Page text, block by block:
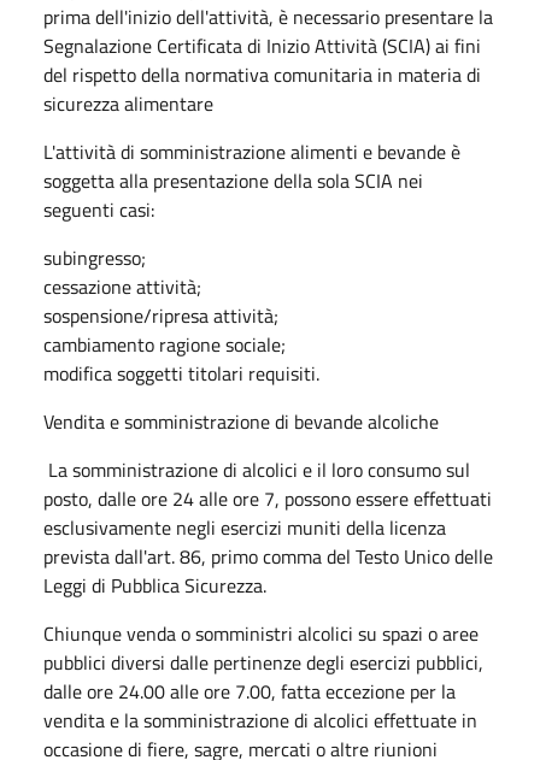
prima dell'inizio dell'attività, è necessario presentare la
Segnalazione Certificata di Inizio Attività (SCIA) ai fini
del rispetto della normativa comunitaria in materia di
sicurezza alimentare
L'attività di somministrazione alimenti e bevande è
soggetta alla presentazione della sola SCIA nei
seguenti casi:
subingresso;
cessazione attività;
sospensione/ripresa attività;
cambiamento ragione sociale;
modifica soggetti titolari requisiti.
Vendita e somministrazione di bevande alcoliche
La somministrazione di alcolici e il loro consumo sul
posto, dalle ore 24 alle ore 7, possono essere effettuati
esclusivamente negli esercizi muniti della licenza
prevista dall'art. 86, primo comma del Testo Unico delle
Leggi di Pubblica Sicurezza.
Chiunque venda o somministri alcolici su spazi o aree
pubblici diversi dalle pertinenze degli esercizi pubblici,
dalle ore 24.00 alle ore 7.00, fatta eccezione per la
vendita e la somministrazione di alcolici effettuate in
occasione di fiere, sagre, mercati o altre riunioni